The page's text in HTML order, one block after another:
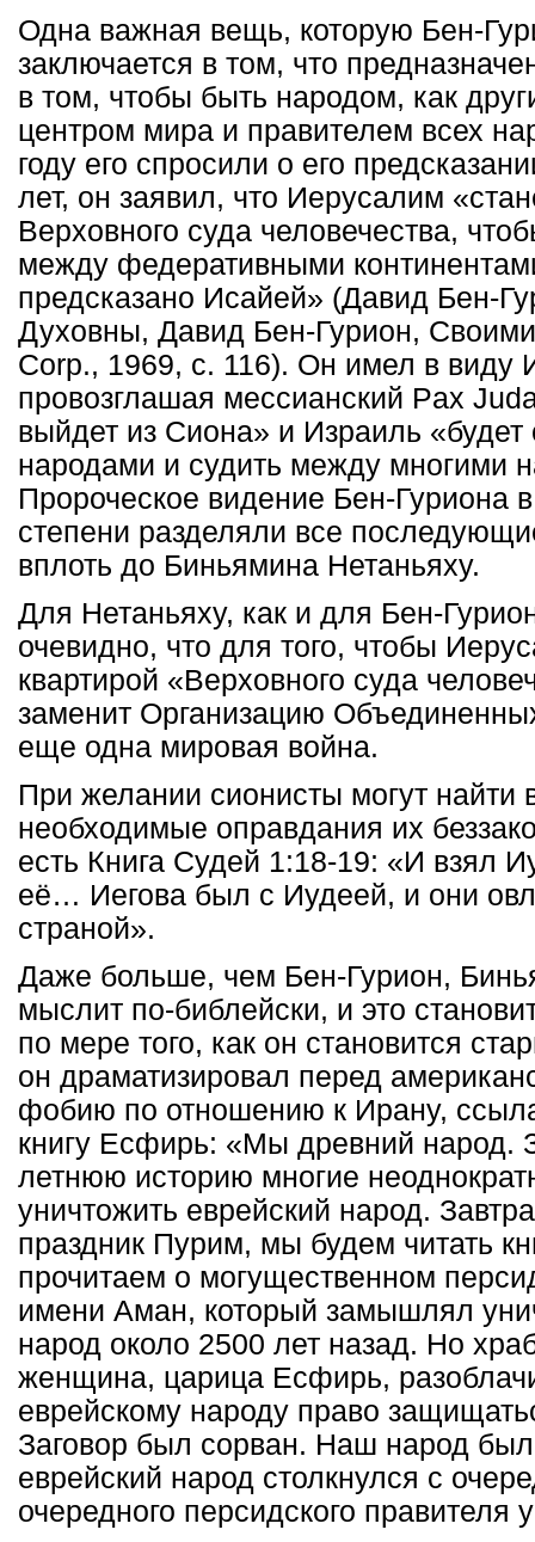
Одна важная вещь, которую Бен-
заключается в том, что
в том, чтобы быть народом, как
центром мира и правителем всех
году его спросили о его
лет, он заявил, что Иерусалим
Верховного суда человечества,
между федеративными
предсказано Исайей» (Давид Бен-
Духовны, Давид Бен-Гурион,
Corp., 1969, с. 116). Он имел в виду
провозглашая мессианский Pax
выйдет из Сиона» и Израиль «будет
народами и судить между многими
Пророческое видение Бен-Гуриона
степени разделяли все
вплоть до Биньямина Нетаньяху.
Для Нетаньяху, как и для Бен-
очевидно, что для того, чтобы
квартирой «Верховного суда
заменит Организацию
еще одна мировая война.
При желании сионисты могут найти
необходимые оправдания их
есть Книга Судей 1:18-19: «И взял
её… Иегова был с Иудеей, и они
страной».
Даже больше, чем Бен-Гурион,
мыслит по-библейски, и это
по мере того, как он становится
он драматизировал перед
фобию по отношению к Ирану,
книгу Есфирь: «Мы древний народ.
летнюю историю многие
уничтожить еврейский народ.
праздник Пурим, мы будем читать
прочитаем о могущественном
имени Аман, который замышлял
народ около 2500 лет назад. Но
женщина, царица Есфирь,
еврейскому народу право
Заговор был сорван. Наш народ
еврейский народ столкнулся с
очередного персидского правителя